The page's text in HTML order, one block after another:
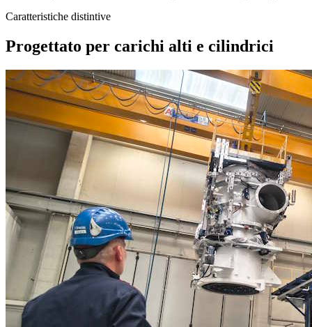
Caratteristiche distintive
Progettato per carichi alti e cilindrici